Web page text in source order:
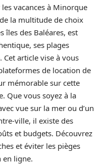
vacances à Minorque
la multitude de choix
îles des Baléares, est
ses plages
article vise à vous
de location de
mémorable sur cette
Que vous soyez à la
vue sur la mer ou d’un
ville, il existe des
et budgets. Découvrez
et éviter les pièges
en ligne.